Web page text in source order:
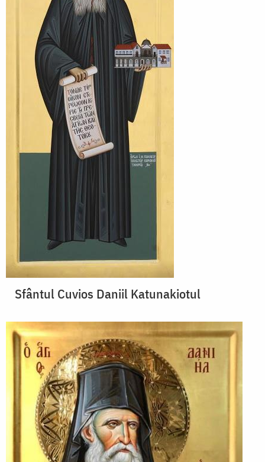
Sfântul Cuvios Daniil Katunakiotul